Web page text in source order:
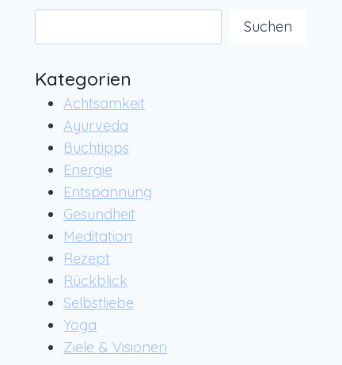
Suchen
Kategorien
Achtsamkeit
Ayurveda
Buchtipps
Energie
Entspannung
Gesundheit
Meditation
Rezept
Rückblick
Selbstliebe
Yoga
Ziele & Visionen